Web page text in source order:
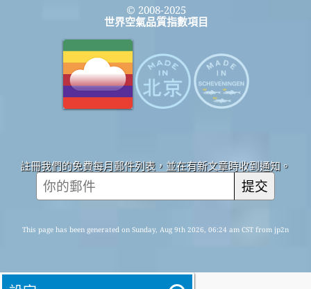
© 2008-2025
世界空氣品質指數項目
註冊我們的免費每月郵件列表，並在有新文章時收到通知。
提交
This page has been generated on Sunday, Aug 9th 2026, 06:24 am CST from jp2n